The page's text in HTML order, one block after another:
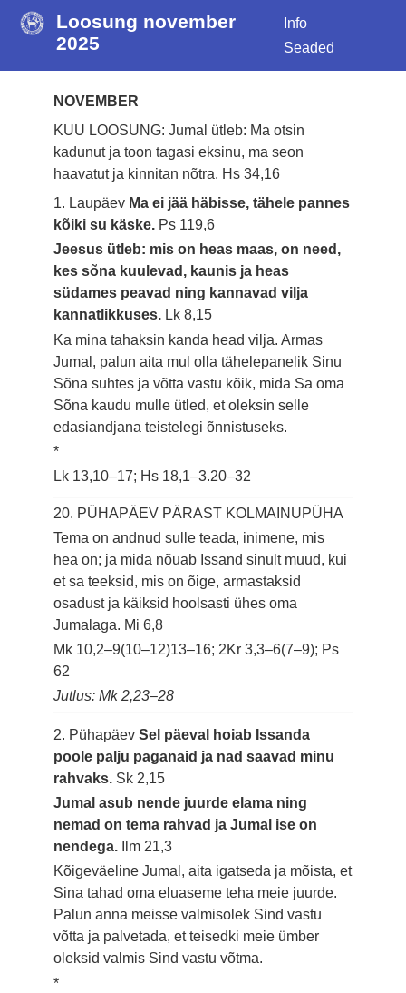
Loosung november
2025
Info
Seaded
NOVEMBER
KUU LOOSUNG: Jumal ütleb: Ma otsin
kadunut ja toon tagasi eksinu, ma seon
haavatut ja kinnitan nõtra. Hs 34,16
1. Laupäev Ma ei jää häbisse, tähele pannes
kõiki su käske. Ps 119,6
Jeesus ütleb: mis on heas maas, on need,
kes sõna kuulevad, kaunis ja heas
südames peavad ning kannavad vilja
kannatlikkuses. Lk 8,15
Ka mina tahaksin kanda head vilja. Armas
Jumal, palun aita mul olla tähelepanelik Sinu
Sõna suhtes ja võtta vastu kõik, mida Sa oma
Sõna kaudu mulle ütled, et oleksin selle
edasiandjana teistelegi õnnistuseks.
*
Lk 13,10–17; Hs 18,1–3.20–32
20. PÜHAPÄEV PÄRAST KOLMAINUPÜHA
Tema on andnud sulle teada, inimene, mis
hea on; ja mida nõuab Issand sinult muud, kui
et sa teeksid, mis on õige, armastaksid
osadust ja käiksid hoolsasti ühes oma
Jumalaga. Mi 6,8
Mk 10,2–9(10–12)13–16; 2Kr 3,3–6(7–9); Ps
62
Jutlus: Mk 2,23–28
2. PühapäevSel päeval hoiab Issanda
poole palju paganaid ja nad saavad minu
rahvaks. Sk 2,15
Jumal asub nende juurde elama ning
nemad on tema rahvad ja Jumal ise on
nendega.
Ilm 21,3
Kõigeväeline Jumal, aita igatseda ja mõista, et
Sina tahad oma eluaseme teha meie juurde.
Palun anna meisse valmisolek Sind vastu
võtta ja palvetada, et teisedki meie ümber
oleksid valmis Sind vastu võtma.
*